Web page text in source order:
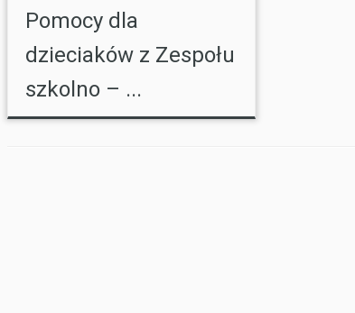
Pomocy dla
dzieciaków z Zespołu
szkolno – ...